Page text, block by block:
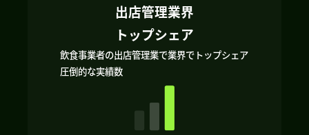
出店管理業界
トップシェア
飲食事業者の出店管理業で業界でトップシェア
圧倒的な実績数